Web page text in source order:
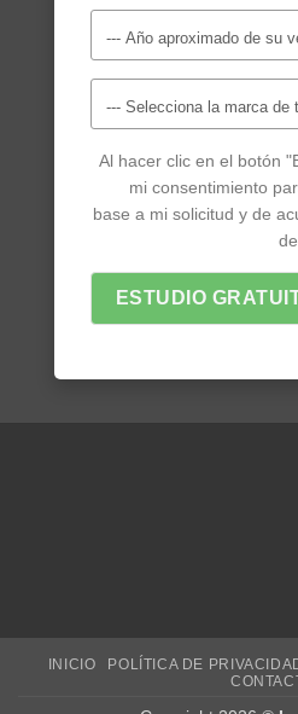
Al hacer clic en el botón
mi consentimiento
base a mi solicitud y de
ESTUDIO
INICIO POLÍTICA DE